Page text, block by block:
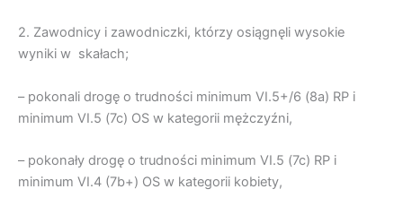
2. Zawodnicy i zawodniczki, którzy osiągnęli wysokie
wyniki w skałach;
– pokonali drogę o trudności minimum VI.5+/6 (8a) RP i
minimum VI.5 (7c) OS w kategorii mężczyźni,
– pokonały drogę o trudności minimum VI.5 (7c) RP i
minimum VI.4 (7b+) OS w kategorii kobiety,